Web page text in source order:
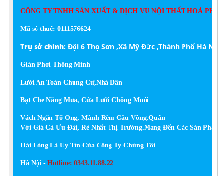
CÔNG TY TNHH SẢN XUẤT & DỊCH VỤ NỘI THẤT HOÀ
Mã số thuế: 0111576624
Trụ sở chính:Đội 6 Thọ Sơn ,Xã Mỹ Đức ,Thành Phố Hà
Giàn Phơi Thông Minh
Lưới An Toàn Chung Cư,Nhà Dân
Bạt Che Nắng Mưa, Cửa Lưới Chống Muỗi
Vách Ngăn Tổ Ong, Mành Rèm Cầu Vồng,Quấn
Với Giá Cả Ưu Đãi, Rẻ Nhất Thị Trường.Mang Đến Các Sản
Hài Lòng Là Uy Tín Của Công Ty Chúng Tôi
Hà Nội -Hotline: 0343.11.88.22